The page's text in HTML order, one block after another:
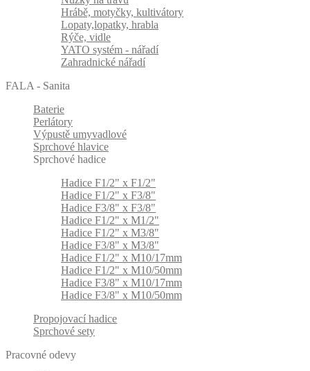
Hrábě, motyčky, kultivátory
Lopaty,lopatky, hrabla
Rýče, vidle
YATO systém - nářadí
Zahradnické nářadí
FALA - Sanita
Baterie
Perlátory
Výpustě umyvadlové
Sprchové hlavice
Sprchové hadice
Hadice F1/2" x F1/2"
Hadice F1/2" x F3/8"
Hadice F3/8" x F3/8"
Hadice F1/2" x M1/2"
Hadice F1/2" x M3/8"
Hadice F3/8" x M3/8"
Hadice F1/2" x M10/17mm
Hadice F1/2" x M10/50mm
Hadice F3/8" x M10/17mm
Hadice F3/8" x M10/50mm
Propojovací hadice
Sprchové sety
Pracovné odevy